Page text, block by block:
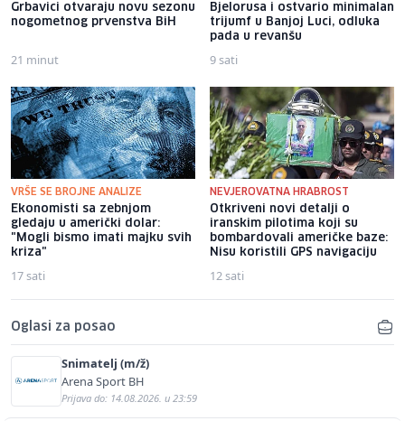
Grbavici otvaraju novu sezonu
nogometnog prvenstva BiH
21 minut
Bjelorusa i ostvario minimalan
trijumf u Banjoj Luci, odluka
pada u revanšu
9 sati
VRŠE SE BROJNE ANALIZE
Ekonomisti sa zebnjom
gledaju u američki dolar:
"Mogli bismo imati majku svih
kriza"
17 sati
NEVJEROVATNA HRABROST
Otkriveni novi detalji o
iranskim pilotima koji su
bombardovali američke baze:
Nisu koristili GPS navigaciju
12 sati
Oglasi za posao
Snimatelj (m/ž)
Arena Sport BH
Prijava do: 14.08.2026. u 23:59